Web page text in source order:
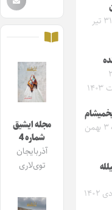
یکشنبه ۳۱ تیر
سه‌شنبه ۳ بهمن
مجله ایشیق
شماره 4
آذربایجان
توی‌لاری